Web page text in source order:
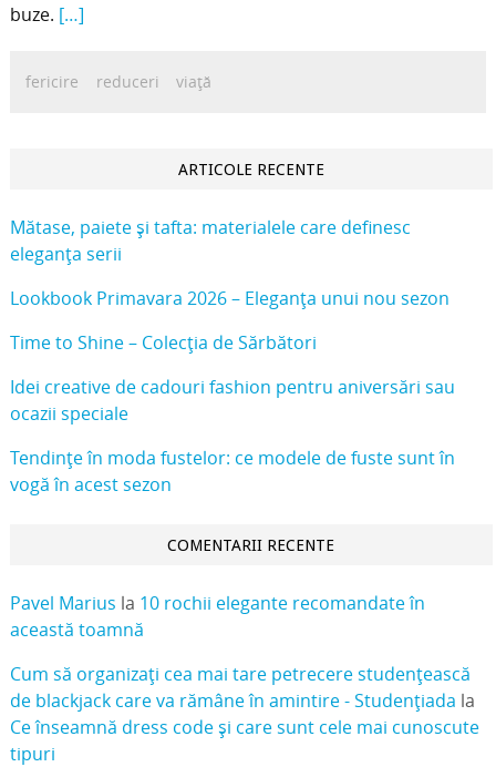
buze. […]
fericire reduceri viață
ARTICOLE RECENTE
Mătase, paiete și tafta: materialele care definesc
eleganța serii
Lookbook Primavara 2026 – Eleganța unui nou sezon
Time to Shine – Colecția de Sărbători
Idei creative de cadouri fashion pentru aniversări sau
ocazii speciale
Tendințe în moda fustelor: ce modele de fuste sunt în
vogă în acest sezon
COMENTARII RECENTE
Pavel Marius la 10 rochii elegante recomandate în
această toamnă
Cum să organizați cea mai tare petrecere studențească
de blackjack care va rămâne în amintire - Studențiada la
Ce înseamnă dress code și care sunt cele mai cunoscute
tipuri